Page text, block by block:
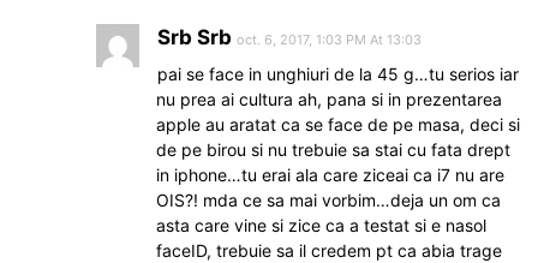
Srb Srb oct. 6, 2017, 1:03 PM At 13:03
pai se face in unghiuri de la 45 g…tu serios iar
nu prea ai cultura ah, pana si in prezentarea
apple au aratat ca se face de pe masa, deci si
de pe birou si nu trebuie sa stai cu fata drept
in iphone…tu erai ala care ziceai ca i7 nu are
OIS?! mda ce sa mai vorbim…deja un om ca
asta care vine si zice ca a testat si e nasol
faceID, trebuie sa il credem pt ca abia trage